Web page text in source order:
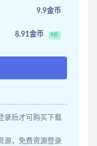
9.9金币
8.91金币 9折
录后才可购买下载
源，免费资源登录